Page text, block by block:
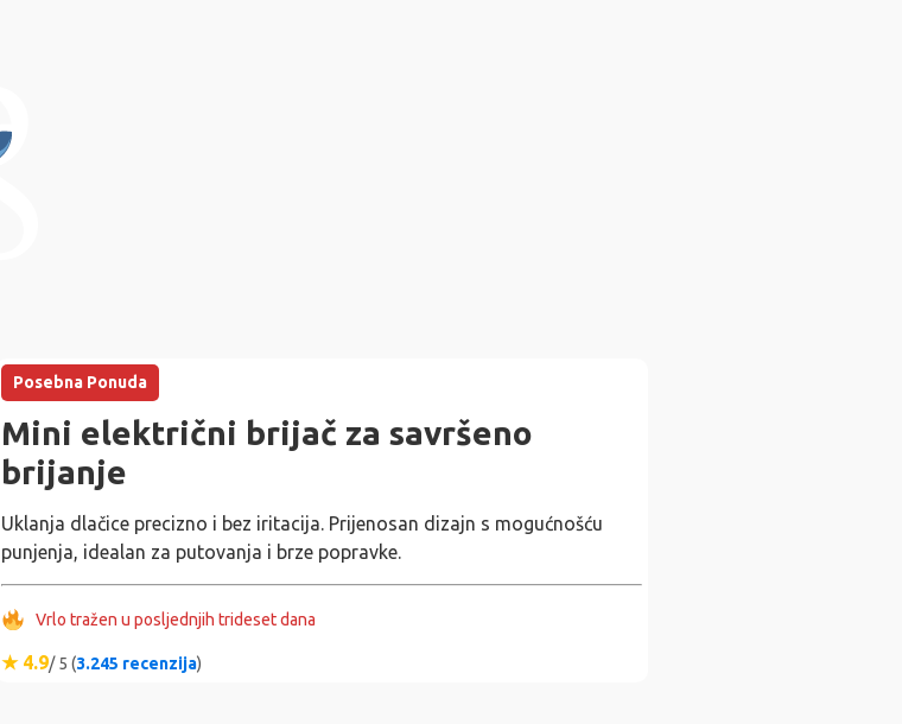
Posebna Ponuda
Mini električni brijač za savršeno
brijanje
Uklanja dlačice precizno i bez iritacija. Prijenosan dizajn s mogućnošću
punjenja, idealan za putovanja i brze popravke.
Vrlo tražen u posljednjih trideset dana
★ 4.9/ 5 (3.245 recenzija)